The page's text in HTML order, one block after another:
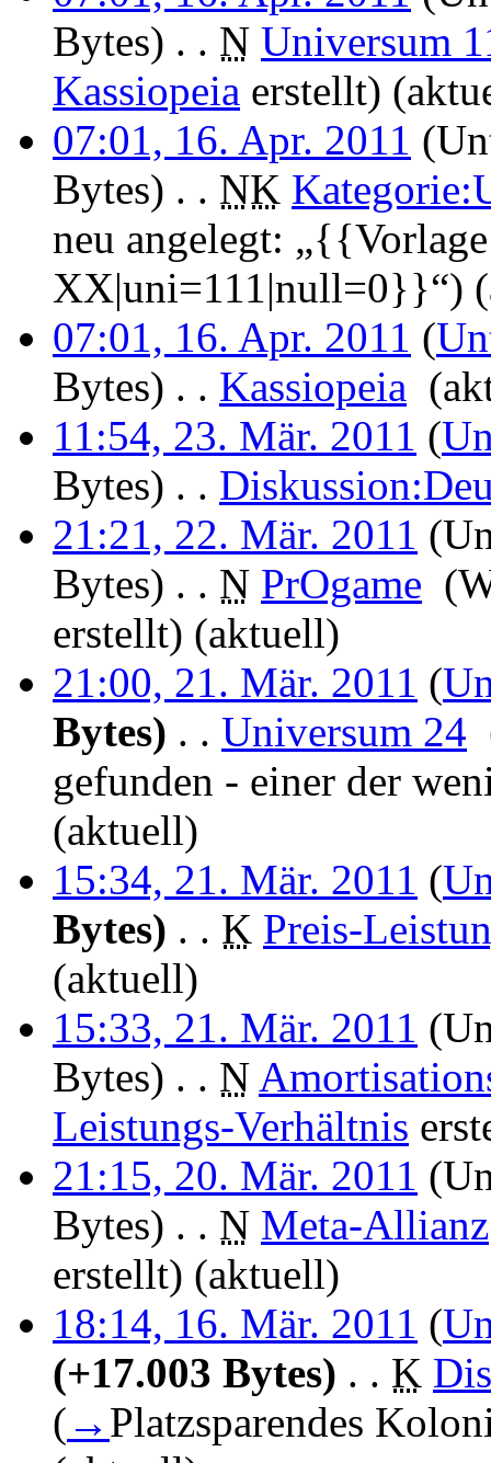
Bytes) . . N Universum
Kassiopeia erstellt)
07:01, 16. Apr. 2011
Bytes) . . NK
neu angelegt:
XX|uni=111|null=0}}“)
07:01, 16. Apr. 2011 (
Bytes) . . Kassiopeia
11:54, 23. Mär. 2011 (
Bytes) . .
21:21, 22. Mär. 2011
Bytes) . . N PrOgame
erstellt) (aktuell)
21:00, 21. Mär. 2011 (
Bytes) . . Universum 24
gefunden - einer der
(aktuell)
15:34, 21. Mär. 2011 (
Bytes) . . K Preis-
(aktuell)
15:33, 21. Mär. 2011
Bytes) . . N
Leistungs-Verhältnis
21:15, 20. Mär. 2011
Bytes) . . N Meta-Allianz
erstellt) (aktuell)
18:14, 16. Mär. 2011 (
(+17.003 Bytes) . . K
( → Platzsparendes